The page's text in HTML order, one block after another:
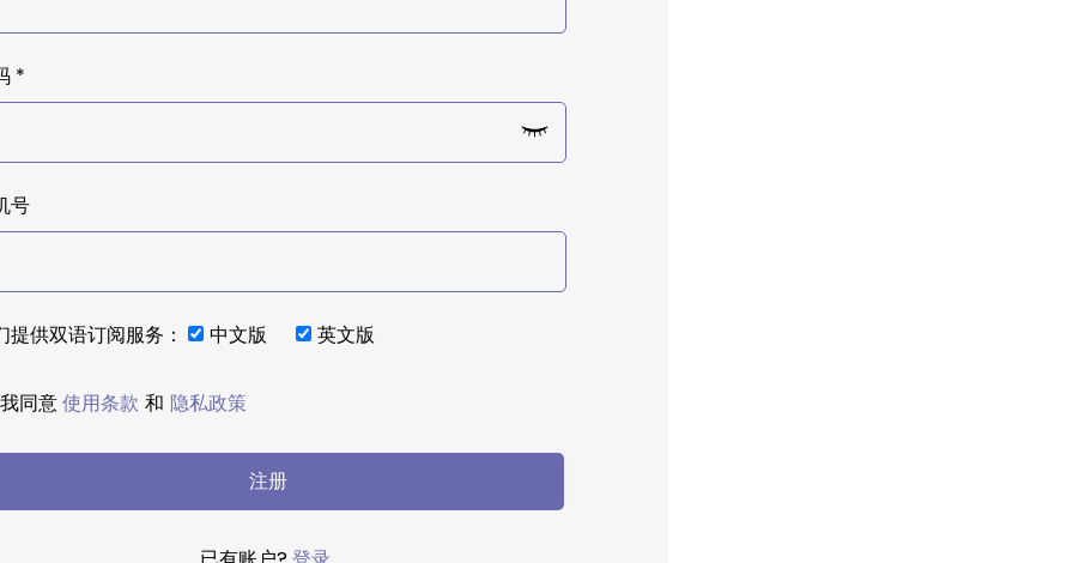
*
号
提供双语订阅服务： 中文版 英文版
我同意使用条款 和 隐私政策
注册